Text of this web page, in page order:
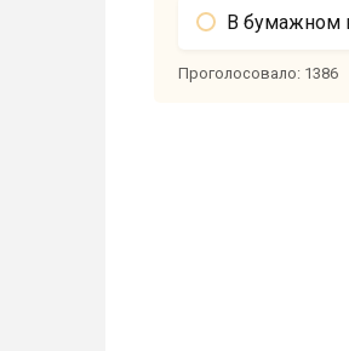
В бумажном
Проголосовало: 1386